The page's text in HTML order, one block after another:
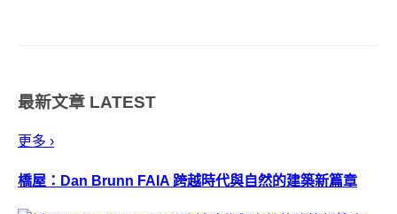
最新文章 LATEST
更多 ›
橋屋：Dan Brunn FAIA 跨越時代與自然的建築新篇章